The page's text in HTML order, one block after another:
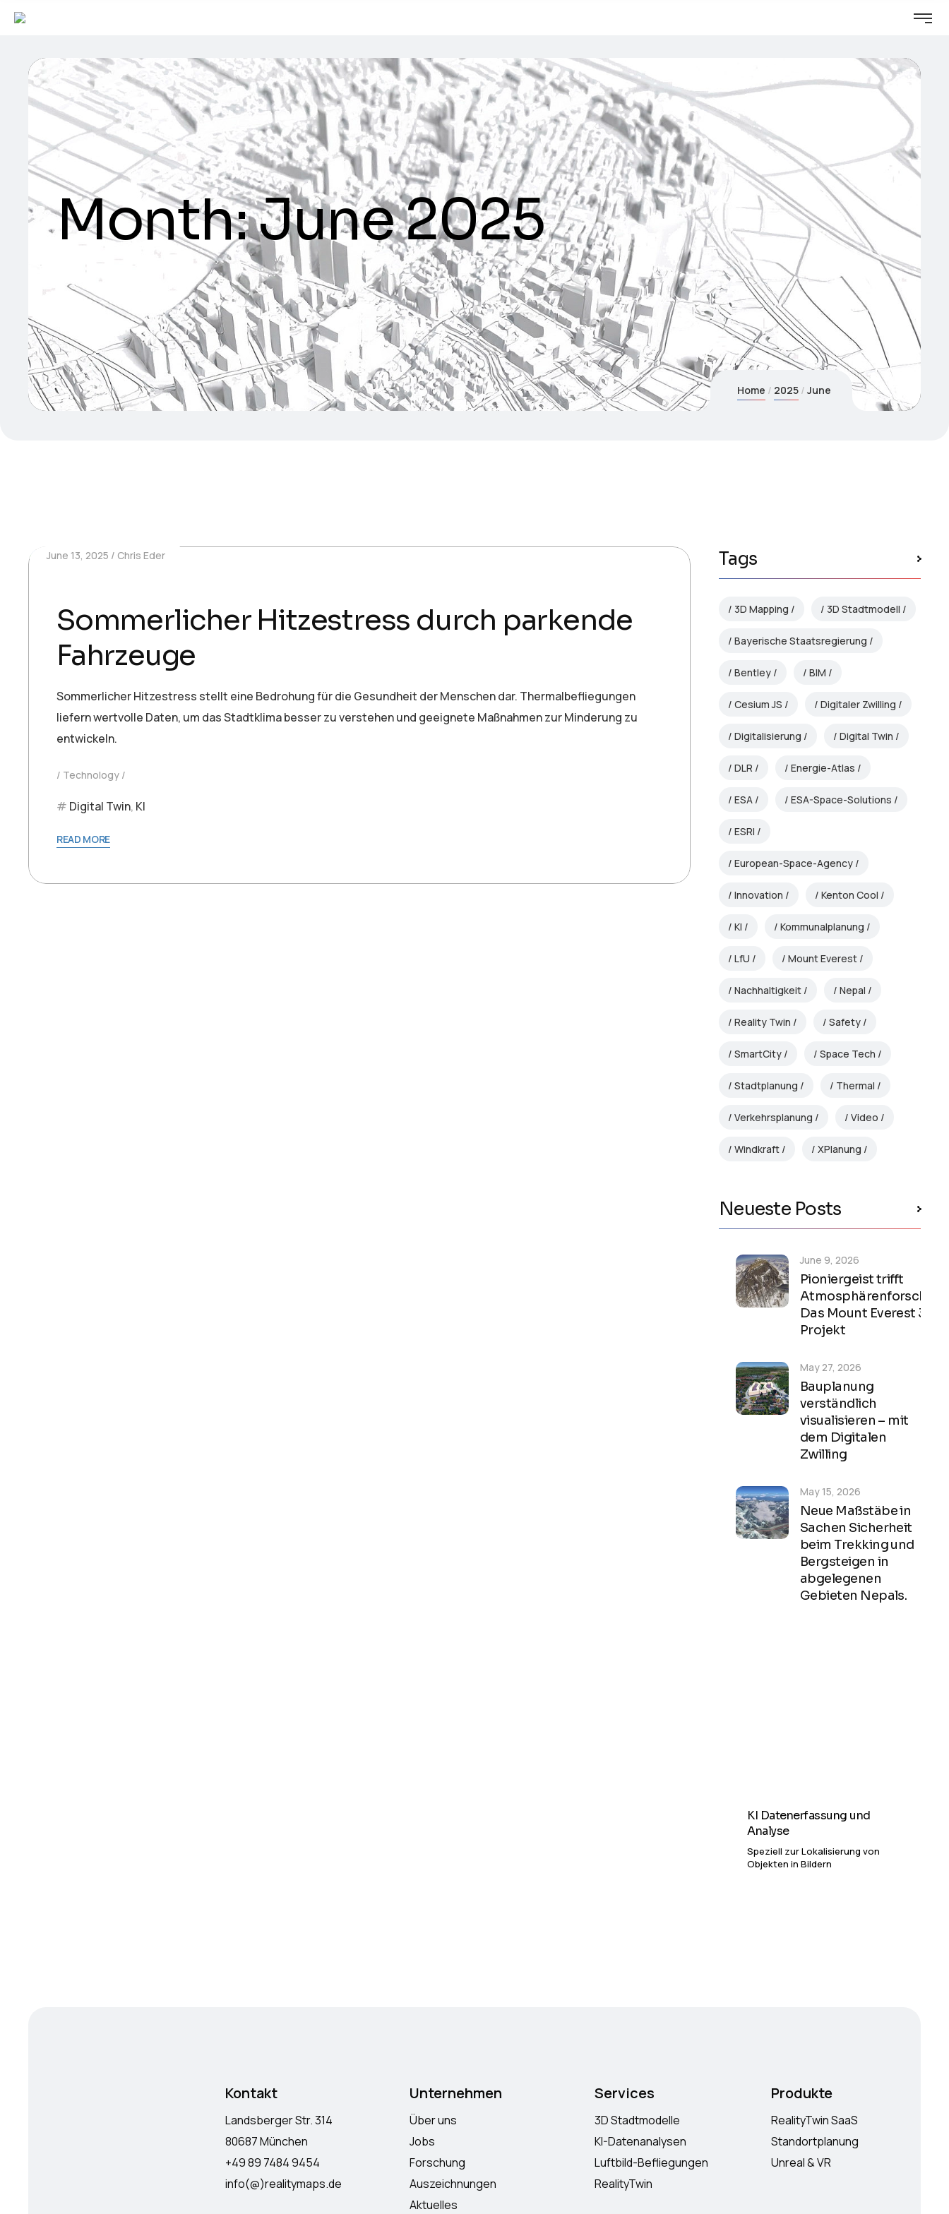
Month:June 2025
Home 2025 June
June 13, 2025 Chris Eder
Sommerlicher Hitzestress durch parkende
Fahrzeuge
Sommerlicher Hitzestress stellt eine Bedrohung für die Gesundheit der Menschen dar. Thermalbefliegungen
liefern wertvolle Daten, um das Stadtklima besser zu verstehen und geeignete Maßnahmen zur Minderung zu
entwickeln.
Technology
Digital Twin, KI
READ MORE
Tags
3D Mapping 3D Stadtmodell
Bayerische Staatsregierung
Bentley BIM
Cesium JS Digitaler Zwilling
Digitalisierung Digital Twin
DLR Energie-Atlas
ESA ESA-Space-Solutions
ESRI
European-Space-Agency
Innovation Kenton Cool
KI Kommunalplanung
LfU Mount Everest
Nachhaltigkeit Nepal
Reality Twin Safety
SmartCity Space Tech
Stadtplanung Thermal
Verkehrsplanung Video
Windkraft XPlanung
Neueste Posts
Pioniergeist trifft
Das Mount Everest 3D-
Projekt
June 9, 2026
Bauplanung
verständlich
visualisieren – mit
dem Digitalen
Zwilling
May 27, 2026
Neue Maßstäbe in
Sachen Sicherheit
beim Trekking und
Bergsteigen in
abgelegenen
Gebieten Nepals.
May 15, 2026
KI Datenerfassung und
Analyse
Speziell zur Lokalisierung von
Objekten in Bildern
Kontakt
Landsberger Str. 314
80687 München
+49 89 7484 9454
info(@)realitymaps.de
Unternehmen
Über uns
Jobs
Forschung
Auszeichnungen
Aktuelles
Services
3D Stadtmodelle
KI-Datenanalysen
Luftbild-Befliegungen
RealityTwin
Produkte
RealityTwin SaaS
Standortplanung
Unreal & VR